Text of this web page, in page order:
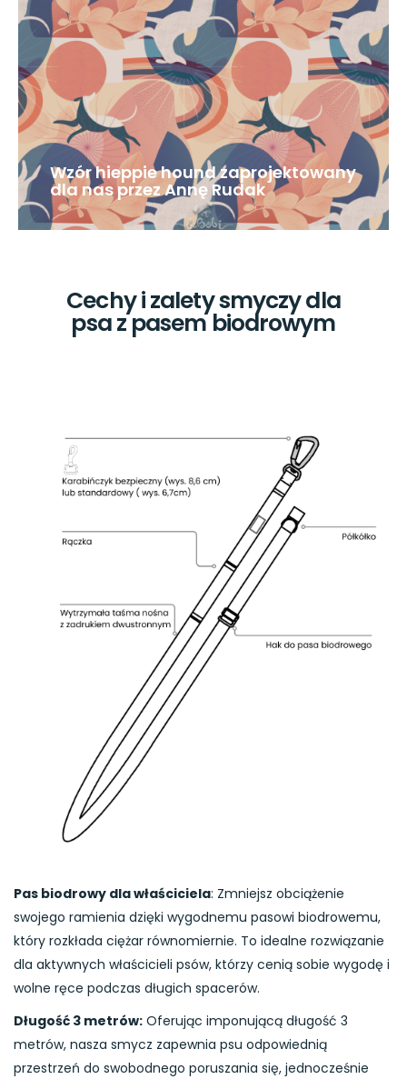
Wzór hieppie hound zaprojektowany
dla nas przez Annę Rudak
Cechy i zalety smyczy dla
psa z pasem biodrowym
Pas biodrowy dla właściciela: Zmniejsz obciążenie
swojego ramienia dzięki wygodnemu pasowi biodrowemu,
który rozkłada ciężar równomiernie. To idealne rozwiązanie
dla aktywnych właścicieli psów, którzy cenią sobie wygodę i
wolne ręce podczas długich spacerów.
Długość 3 metrów: Oferując imponującą długość 3
metrów, nasza smycz zapewnia psu odpowiednią
przestrzeń do swobodnego poruszania się, jednocześnie